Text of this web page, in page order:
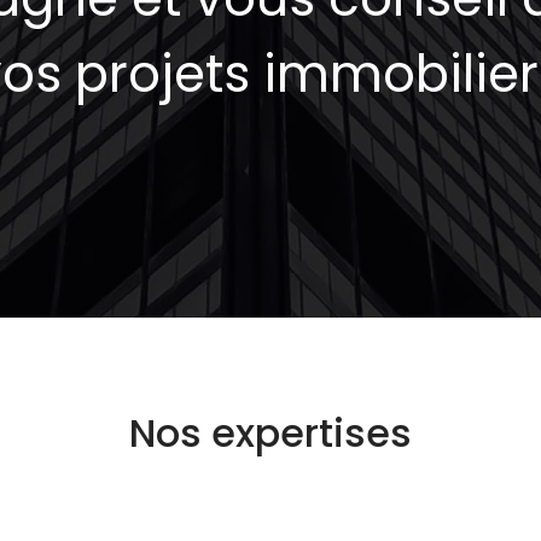
projets
Nos expertises